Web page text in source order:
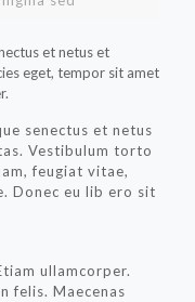
et netus et
eget, tempor sit amet
senectus et netus
Vestibulum torto
feugiat vitae,
Donec eu lib ero sit
ullamcorper.
felis. Maecenas